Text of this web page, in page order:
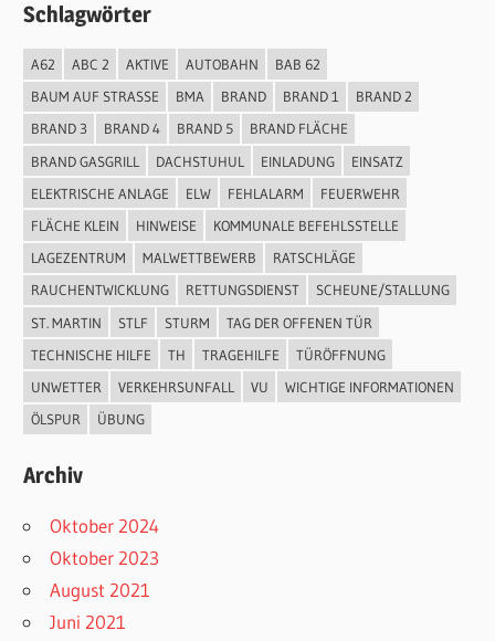
Schlagwörter
A62 ABC 2 AKTIVE AUTOBAHN
BAB 62
BAUM AUF STRASSE
BMA BRAND BRAND 1
BRAND 2
BRAND 3
BRAND 4 BRAND 5
BRAND FLÄCHE
BRAND GASGRILL
DACHSTUHUL EINLADUNG
EINSATZ
ELEKTRISCHE ANLAGE
ELW FEHLALARM
FEUERWEHR
FLÄCHE KLEIN
HINWEISE
KOMMUNALE BEFEHLSSTELLE
LAGEZENTRUM
MALWETTBEWERB
RATSCHLÄGE
RAUCHENTWICKLUNG
RETTUNGSDIENST
SCHEUNE/STALLUNG
ST. MARTIN
STLF STURM
TAG DER OFFENEN TÜR
TECHNISCHE HILFE
TH TRAGEHILFE
TÜRÖFFNUNG
UNWETTER
VERKEHRSUNFALL VU
WICHTIGE INFORMATIONEN
ÖLSPUR
ÜBUNG
Archiv
Oktober 2024
Oktober 2023
August 2021
Juni 2021